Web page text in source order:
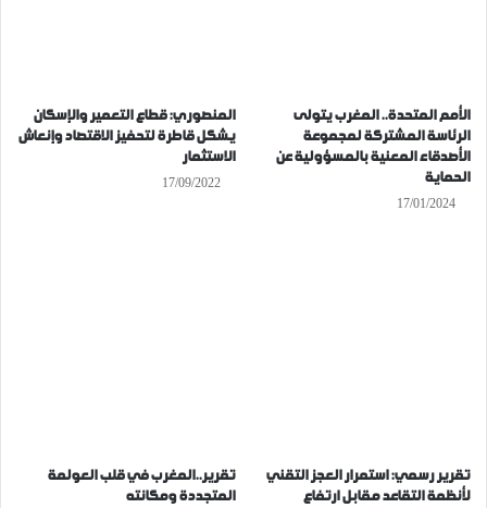
الأمم المتحدة.. المغرب يتولى
الرئاسة المشتركة لمجموعة
الأصدقاء المعنية بالمسؤولية عن
الحماية
17/01/2024
المنصوري: قطاع التعمير والإسكان
يشكل قاطرة لتحفيز الاقتصاد وإنعاش
الاستثمار
17/09/2022
تقرير رسمي: استمرار العجز التقني
لأنظمة التقاعد مقابل ارتفاع
تقرير..المغرب في قلب العولمة
المتجددة ومكانته